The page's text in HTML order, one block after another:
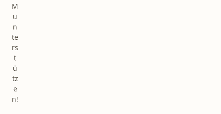
M
u
n
te
rs
t
ü
tz
e
n!